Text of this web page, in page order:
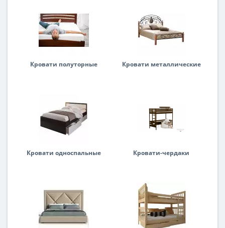
Кровати полуторные Кровати металлические
Кровати односпальные Кровати-чердаки